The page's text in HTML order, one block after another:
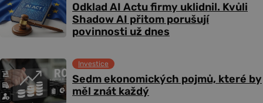
Odklad AI Actu firmy uklidnil. Kvůli
Shadow AI přitom porušují
povinnosti už dnes
Sedm ekonomických pojmů, které by
měl znát každý
Investice